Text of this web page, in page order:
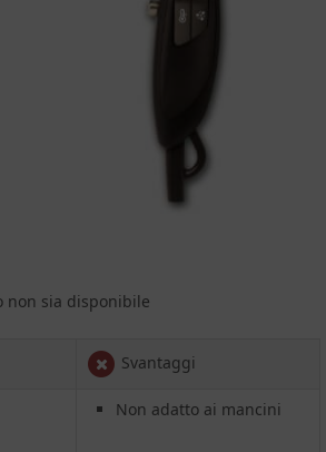
non sia disponibile
Svantaggi
Non adatto ai mancini